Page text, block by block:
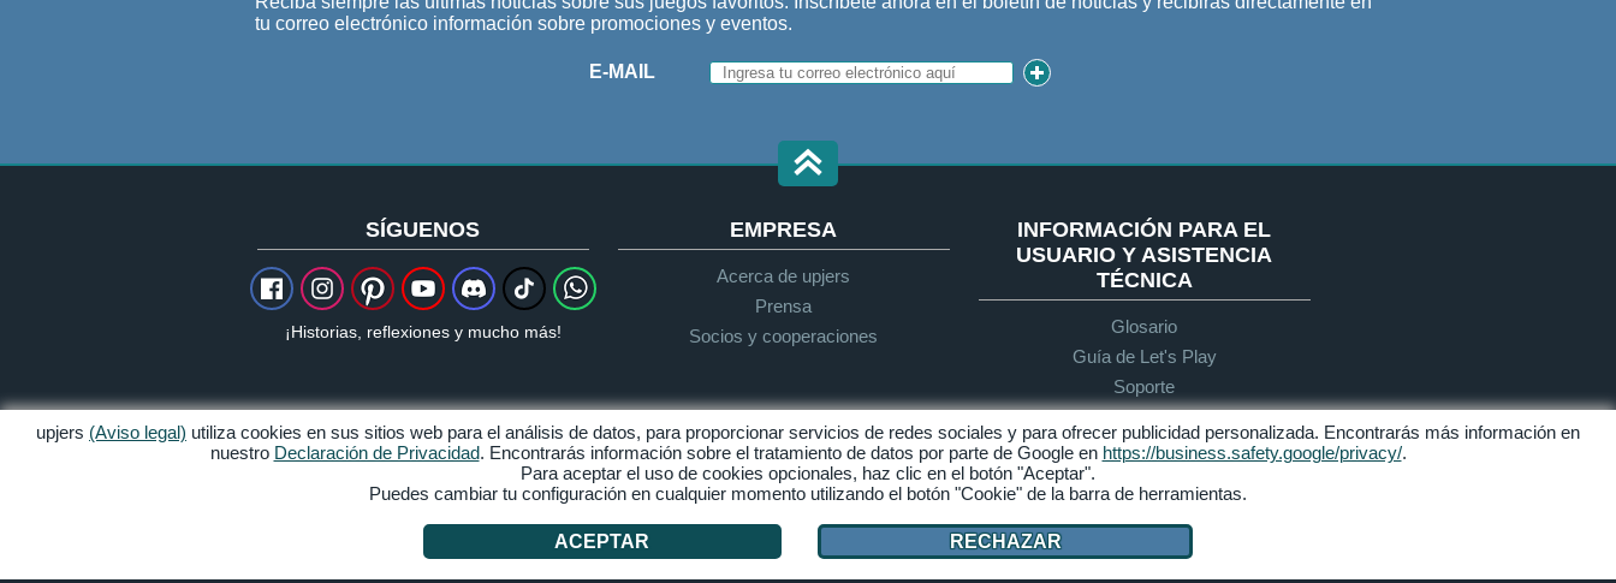
tu correo electrónico información sobre promociones y eventos.
E-MAIL
SÍGUENOS
¡Historias, reflexiones y mucho más!
EMPRESA
Acerca de upjers
Prensa
Socios y cooperaciones
INFORMACIÓN PARA EL
USUARIO Y ASISTENCIA
TÉCNICA
Glosario
Guía de Let's Play
Soporte
Aviso legal Protección de datos
Condiciones generales de
contratación
Accesibilidad
Gestionar Cookies
upjers (Aviso legal) utiliza cookies en sus sitios web para el análisis de datos, para proporcionar servicios de redes sociales y para ofrecer publicidad personalizada. Encontrarás más información en
nuestro Declaración de Privacidad. Encontrarás información sobre el tratamiento de datos por parte de Google en https://business.safety.google/privacy/.
Para aceptar el uso de cookies opcionales, haz clic en el botón "Aceptar".
Puedes cambiar tu configuración en cualquier momento utilizando el botón "Cookie" de la barra de herramientas.
ACEPTAR RECHAZAR